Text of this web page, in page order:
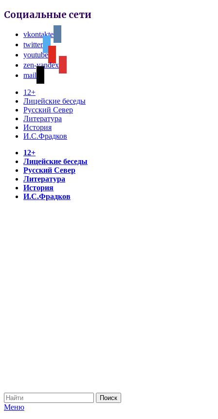
Социальные сети
vkontakte
twitter
youtube
zen-yandex
mail
12+
Лицейские беседы
Русский Север
Литература
История
И.С.Фрадков
12+
Лицейские беседы
Русский Север
Литература
История
И.С.Фрадков
Меню